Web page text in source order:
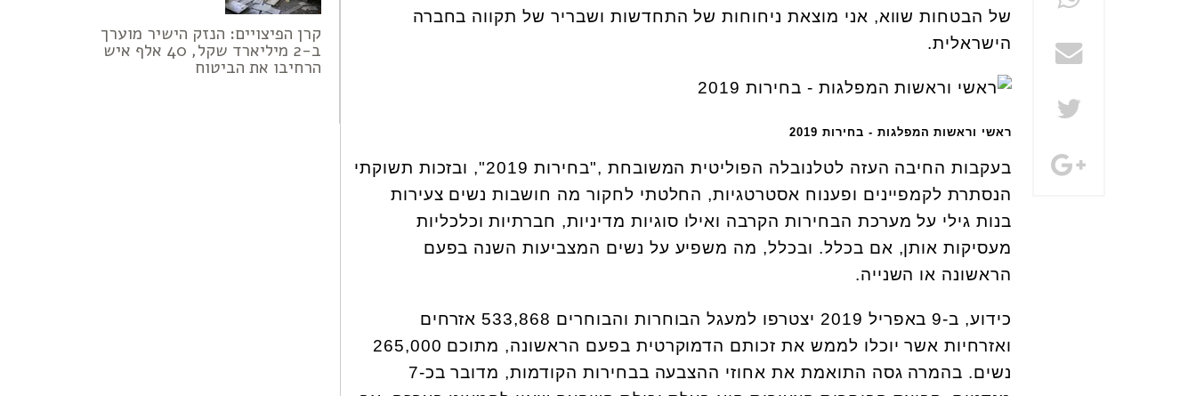
של הבטחות שווא, אני מוצאת ניחוחות של התחדשות ושבריר של תקווה בחברה
הישראלית.
ראשי וראשות המפלגות - בחירות 2019
בעקבות החיבה העזה לטלנובלה הפוליטית המשובחת ,"בחירות 2019", ובזכות תשוקתי
הנסתרת לקמפיינים ופענוח אסטרטגיות, החלטתי לחקור מה חושבות נשים צעירות
בנות גילי על מערכת הבחירות הקרבה ואילו סוגיות מדיניות, חברתיות וכלכליות
מעסיקות אותן, אם בכלל. ובכלל, מה משפיע על נשים המצביעות השנה בפעם
הראשונה או השנייה.
כידוע, ב-9 באפריל 2019 יצטרפו למעגל הבוחרות והבוחרים 533,868 אזרחים
ואזרחיות אשר יוכלו לממש את זכותם הדמוקרטית בפעם הראשונה, מתוכם 265,000
נשים. בהמרה גסה התואמת את אחוזי ההצבעה בבחירות הקודמות, מדובר בכ-7
קרן הפיצויים: הנזק הישיר מוערך
ב-2 מיליארד שקל, 40 אלף איש
הרחיבו את הביטוח